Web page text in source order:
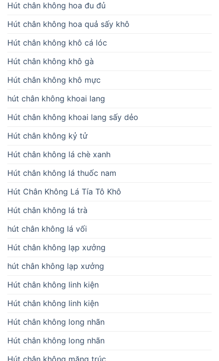
Hút chân không hoa đu đủ
Hút chân không hoa quả sấy khô
Hút chân không khô cá lóc
Hút chân không khô gà
Hút chân không khô mực
hút chân không khoai lang
Hút chân không khoai lang sấy dẻo
Hút chân không kỷ tử
Hút chân không lá chè xanh
Hút chân không lá thuốc nam
Hút Chân Không Lá Tía Tô Khô
Hút chân không lá trà
hút chân không lá vối
Hút chân không lạp xưởng
hút chân không lạp xưởng
Hút chân không linh kiện
Hút chân không linh kiện
Hút chân không long nhãn
Hút chân không long nhãn